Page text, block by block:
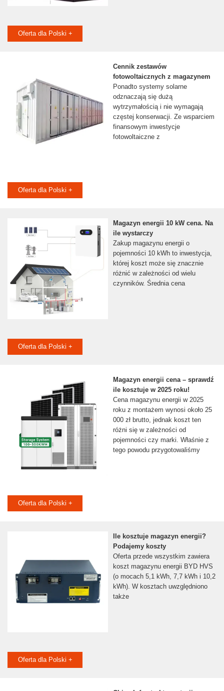
Oferta dla Polski +
Cennik zestawów
fotowoltaicznych z magazynem
Ponadto systemy solarne
odznaczają się dużą
wytrzymałością i nie wymagają
częstej konserwacji. Ze wsparciem
finansowym inwestycje
fotowoltaiczne z
Oferta dla Polski +
Magazyn energii 10 kW cena. Na
ile wystarczy
Zakup magazynu energii o
pojemności 10 kWh to inwestycja,
której koszt może się znacznie
różnić w zależności od wielu
czynników. Średnia cena
Oferta dla Polski +
Magazyn energii cena – sprawdź
ile kosztuje w 2025 roku!
Cena magazynu energii w 2025
roku z montażem wynosi około 25
000 zł brutto, jednak koszt ten
różni się w zależności od
pojemności czy marki. Właśnie z
tego powodu przygotowaliśmy
Oferta dla Polski +
Ile kosztuje magazyn energii?
Podajemy koszty
Oferta przede wszystkim zawiera
koszt magazynu energii BYD HVS
(o mocach 5,1 kWh, 7,7 kWh i 10,2
kWh). W kosztach uwzględniono
także
Oferta dla Polski +